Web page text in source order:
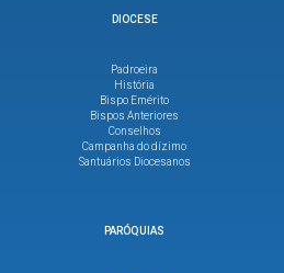
DIOCESE
Padroeira
História
Bispo Emérito
Bispos Anteriores
Conselhos
Campanha do dízimo
Santuários Diocesanos
PARÓQUIAS